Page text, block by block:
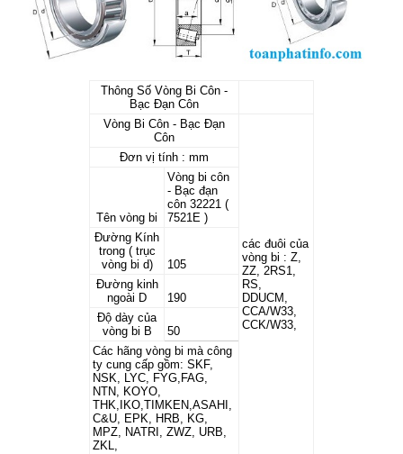
Thông Số Vòng Bi Côn -
Bạc Đạn Côn
Vòng Bi Côn - Bạc Đạn
Côn
các đuôi của
vòng bi : Z,
ZZ, 2RS1,
RS,
DDUCM,
CCA/W33,
CCK/W33,
Đơn vị tính : mm
Tên vòng bi
Vòng bi côn
- Bạc đạn
côn 32221 (
7521E )
Đường Kính
trong ( trục
vòng bi d)
105
Đường kinh
ngoài D
190
Độ dày của
vòng bi B
50
Các hãng vòng bi mà công
ty cung cấp gồm: SKF,
NSK, LYC, FYG,FAG,
NTN, KOYO,
THK,IKO,TIMKEN,ASAHI,
C&U, EPK, HRB, KG,
MPZ, NATRI, ZWZ, URB,
ZKL,